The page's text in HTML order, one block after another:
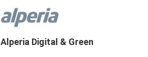
Alperia Digital & Green